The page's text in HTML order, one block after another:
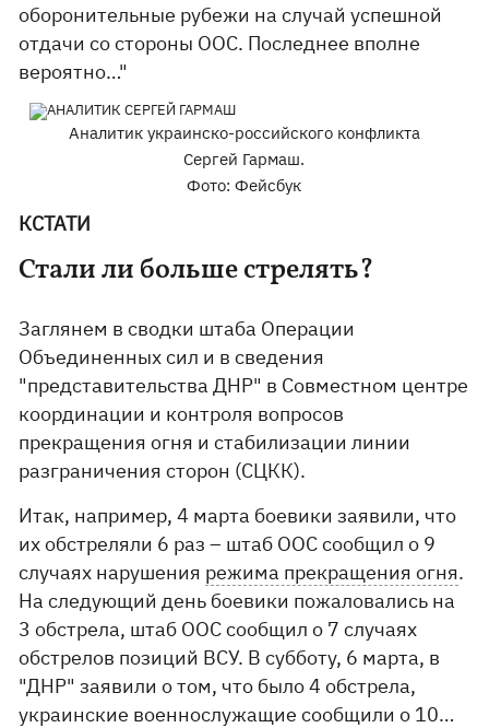
оборонительные рубежи на случай успешной
отдачи со стороны ООС. Последнее вполне
вероятно…"
Аналитик украинско-российского конфликта
Сергей Гармаш.
Фото: Фейсбук
КСТАТИ
Стали ли больше стрелять?
Заглянем в сводки штаба Операции
Объединенных сил и в сведения
"представительства ДНР" в Совместном центре
координации и контроля вопросов
прекращения огня и стабилизации линии
разграничения сторон (СЦКК).
Итак, например, 4 марта боевики заявили, что
их обстреляли 6 раз – штаб ООС сообщил о 9
случаях нарушения режима прекращения огня.
На следующий день боевики пожаловались на
3 обстрела, штаб ООС сообщил о 7 случаях
обстрелов позиций ВСУ. В субботу, 6 марта, в
"ДНР" заявили о том, что было 4 обстрела,
украинские военнослужащие сообщили о 10…